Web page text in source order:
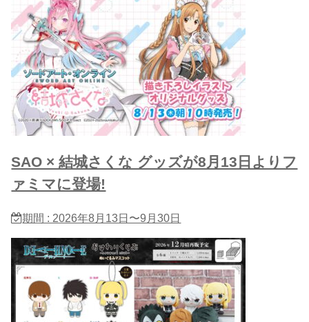
SAO × 結城さくな グッズが8月13日よりフ
ァミマに登場!
期間 : 2026年8月13日〜9月30日